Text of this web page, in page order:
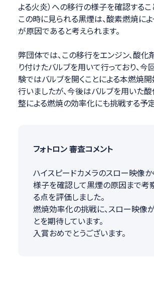
よる火炎）への移行の様子を確認するこ
この時に見られる黒煙は、酸素燃焼に
が原因であると考えられます。
弊団体では、この移行をエンジン、酸化
り付けたバルブを用いて行っており、
験ではバルブを開くことによる本燃焼
行いましたが、今後はバルブを用いた
整による燃焼の効率化にも挑戦する予定
フォトロン 審査コメント
ハイスピードカメラのスロー映像か
様子を確認して黒煙の原因まで考
る点を評価しました。
燃焼効率化の挑戦に、スロー映像
とを期待しています。
入賞おめでとうございます。